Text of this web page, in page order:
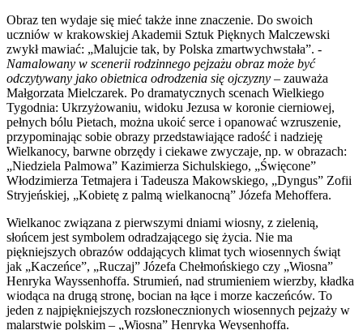
Obraz ten wydaje się mieć także inne znaczenie. Do swoich
uczniów w krakowskiej Akademii Sztuk Pięknych Malczewski
zwykł mawiać: „Malujcie tak, by Polska zmartwychwstała”. -
Namalowany w scenerii rodzinnego pejzażu obraz może być
odczytywany jako obietnica odrodzenia się ojczyzny – zauważa
Małgorzata Mielczarek. Po dramatycznych scenach Wielkiego
Tygodnia: Ukrzyżowaniu, widoku Jezusa w koronie cierniowej,
pełnych bólu Pietach, można ukoić serce i opanować wzruszenie,
przypominając sobie obrazy przedstawiające radość i nadzieję
Wielkanocy, barwne obrzędy i ciekawe zwyczaje, np. w obrazach:
„Niedziela Palmowa” Kazimierza Sichulskiego, „Święcone”
Włodzimierza Tetmajera i Tadeusza Makowskiego, „Dyngus” Zofii
Stryjeńskiej, „Kobietę z palmą wielkanocną” Józefa Mehoffera.
Wielkanoc związana z pierwszymi dniami wiosny, z zielenią,
słońcem jest symbolem odradzającego się życia. Nie ma
piękniejszych obrazów oddających klimat tych wiosennych świąt
jak „Kaczeńce”, „Ruczaj” Józefa Chełmońskiego czy „Wiosna”
Henryka Wayssenhoffa. Strumień, nad strumieniem wierzby, kładka
wiodąca na drugą stronę, bocian na łące i morze kaczeńców. To
jeden z najpiękniejszych rozsłonecznionych wiosennych pejzaży w
malarstwie polskim – „Wiosna” Henryka Weysenhoffa.